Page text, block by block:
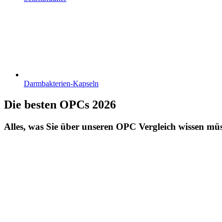
Darmbakterien-Kapseln
Die besten OPCs 2026
Alles, was Sie über unseren OPC Vergleich wissen